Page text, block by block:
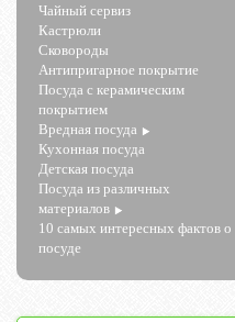
Чайный сервиз
Кастрюли
Сковороды
Антипригарное покрытие
Посуда с керамическим
покрытием
Вредная посуда
Кухонная посуда
Детская посуда
Посуда из различных
материалов
10 самых интересных фактов о
посуде